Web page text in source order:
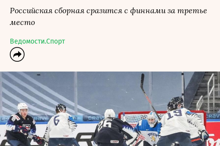
Российская сборная сразится с финнами за третье
место
Ведомости.Спорт